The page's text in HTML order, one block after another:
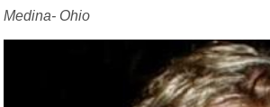
Medina- Ohio